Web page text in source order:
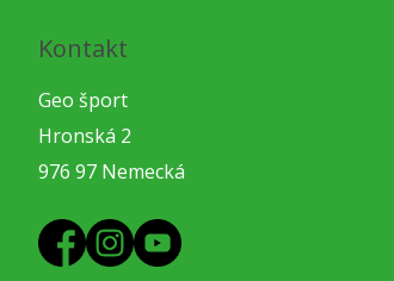
Kontakt
Geo šport
Hronská 2
976 97 Nemecká